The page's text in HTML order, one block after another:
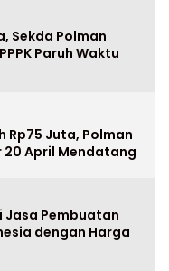
Sekda Polman
Paruh Waktu
Rp75 Juta, Polman
20 April Mendatang
Jasa Pembuatan
dengan Harga